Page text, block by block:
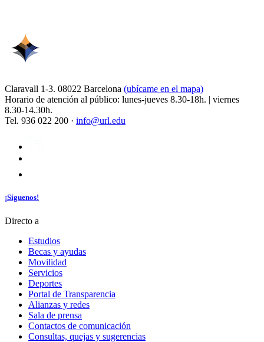
Claravall 1-3. 08022 Barcelona (ubícame en el mapa)
Horario de atención al público: lunes-jueves 8.30-18h. | viernes
8.30-14.30h.
Tel. 936 022 200 · info@url.edu
¡Síguenos!
Directo a
Estudios
Becas y ayudas
Movilidad
Servicios
Deportes
Portal de Transparencia
Alianzas y redes
Sala de prensa
Contactos de comunicación
Consultas, quejas y sugerencias